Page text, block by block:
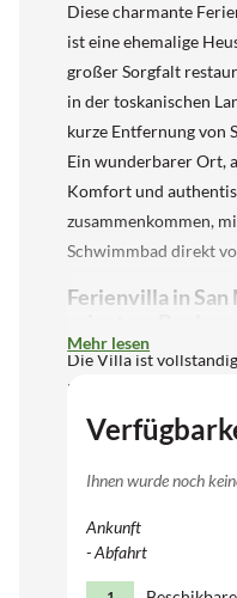
Diese charmante
ist eine ehemalige
großer Sorgfalt
in der toskanischen
kurze Entfernung von
Ein wunderbarer Ort,
Komfort und
zusammenkommen,
Schwimmbad direkt
Ferienvilla in
Die Villa ist
Komfort angepasst
sechs Personen mit
drei Badezimmern. Im
ein Wohnzimmer mit
blickt. Angrenzend
Mehr lesen
Ihnen wurde noch
Ankunft
- Abfahrt